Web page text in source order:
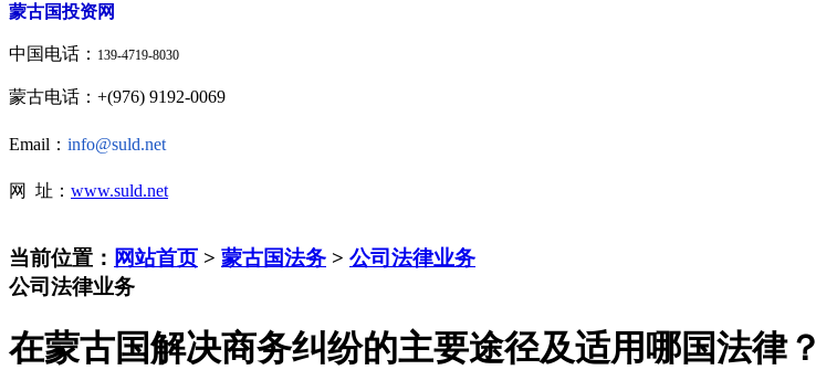
蒙古国投资网
中国电话： 139-4719-8030
蒙古电话：+(976) 9192-0069
Email： info@suld.net
网 址： www.suld.net
当前位置： 网站首页 > 蒙古国法务 > 公司法律业务
公司法律业务
在蒙古国解决商务纠纷的主要途径及适用哪国法律？